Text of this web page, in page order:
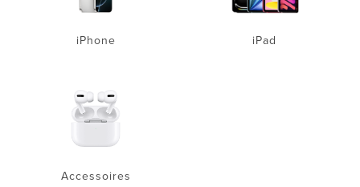
iPhone iPad
Accessoires